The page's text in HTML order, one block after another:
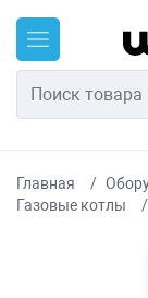
Главная
Газовые котлы